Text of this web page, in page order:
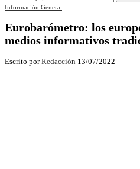
Información General
Eurobarómetro: los
medios informativos
Escrito porRedacción 13/07/2022